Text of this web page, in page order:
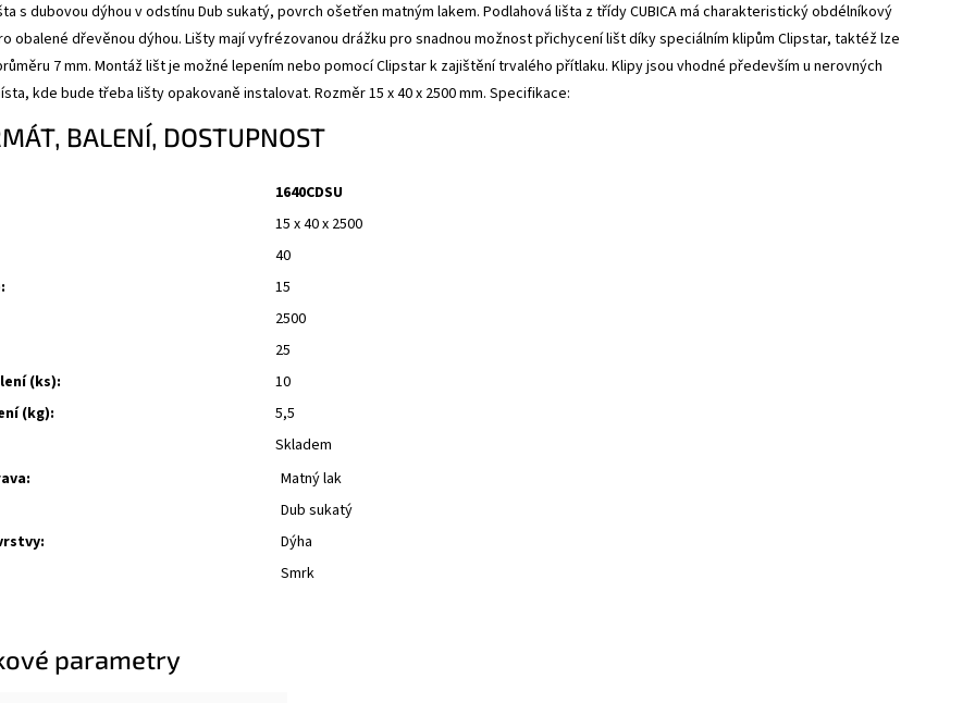
s dubovou dýhou v odstínu Dub sukatý, povrch ošetřen matným lakem. Podlahová lišta z třídy CUBICA má charakteristický obdélníkový
obalené dřevěnou dýhou. Lišty mají vyfrézovanou drážku pro snadnou možnost přichycení lišt díky speciálním klipům Clipstar, taktéž lze
7 mm. Montáž lišt je možné lepením nebo pomocí Clipstar k zajištění trvalého přítlaku. Klipy jsou vhodné především u nerovných
kde bude třeba lišty opakovaně instalovat. Rozměr15 x 40 x 2500 mm. Specifikace:
BALENÍ, DOSTUPNOST
1640CDSU
15 x 40 x 2500
40
15
2500
25
(ks):
10
(kg):
5,5
Skladem
Matný lak
Dub sukatý
Dýha
Smrk
parametry